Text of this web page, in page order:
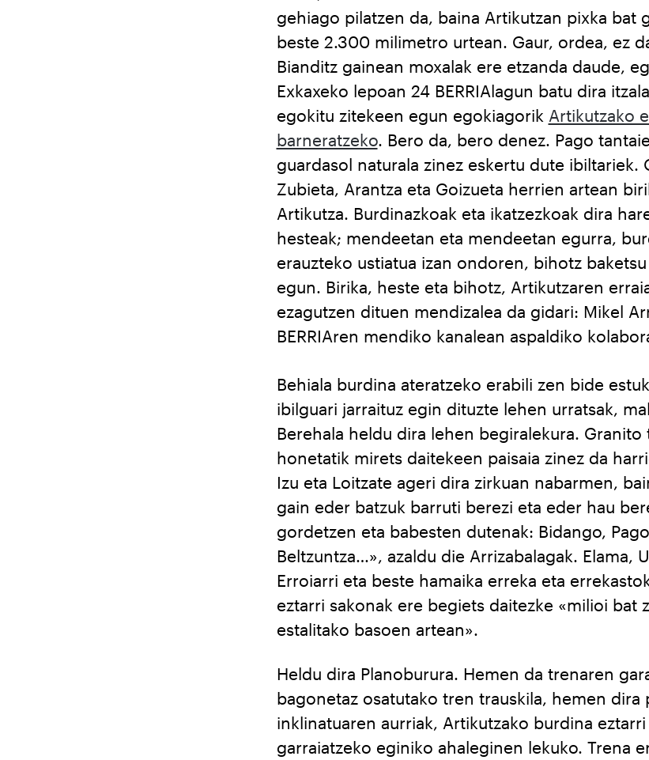
gehiago pilatzen da, baina Artikutzan pixka bat
beste 2.300 milimetro urtean. Gaur, ordea, ez
Bianditz gainean moxalak ere etzanda daude,
Exkaxeko lepoan 24 BERRIAlagun batu dira
egokitu zitekeen egun egokiagorik Artikutzako
barneratzeko. Bero da, bero denez. Pago
guardasol naturala zinez eskertu dute ibiltariek.
Zubieta, Arantza eta Goizueta herrien artean
Artikutza. Burdinazkoak eta ikatzezkoak dira
hesteak; mendeetan eta mendeetan egurra,
erauzteko ustiatua izan ondoren, bihotz
egun. Birika, heste eta bihotz, Artikutzaren
ezagutzen dituen mendizalea da gidari: Mikel
BERRIAren mendiko kanalean aspaldiko
Behiala burdina ateratzeko erabili zen bide
ibilguari jarraituz egin dituzte lehen urratsak,
Berehala heldu dira lehen begiralekura.
honetatik mirets daitekeen paisaia zinez da
Izu eta Loitzate ageri dira zirkuan nabarmen,
gain eder batzuk barruti berezi eta eder hau
gordetzen eta babesten dutenak: Bidango,
Beltzuntza…», azaldu die Arrizabalagak. Elama,
Erroiarri eta beste hamaika erreka eta
eztarri sakonak ere begiets daitezke «milioi bat
estalitako basoen artean».
Heldu dira Planoburura. Hemen da trenaren
bagonetaz osatutako tren trauskila, hemen dira
inklinatuaren aurriak, Artikutzako burdina
garraiatzeko eginiko ahaleginen lekuko. Trena